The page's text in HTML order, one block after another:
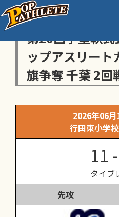
センス・トラス
第20回学童軟
ップアスリート
旗争奪 千葉 2回
2026年06
行田東小学
11
タイブ
先攻